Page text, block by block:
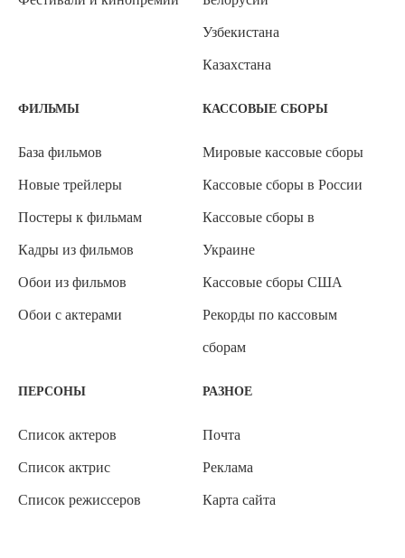
Узбекистана
Казахстана
ФИЛЬМЫ
База фильмов
Новые трейлеры
Постеры к фильмам
Кадры из фильмов
Обои из фильмов
Обои с актерами
КАССОВЫЕ СБОРЫ
Мировые кассовые сборы
Кассовые сборы в России
Кассовые сборы в
Украине
Кассовые сборы США
Рекорды по кассовым
сборам
ПЕРСОНЫ
Список актеров
Список актрис
Список режиссеров
РАЗНОЕ
Почта
Реклама
Карта сайта